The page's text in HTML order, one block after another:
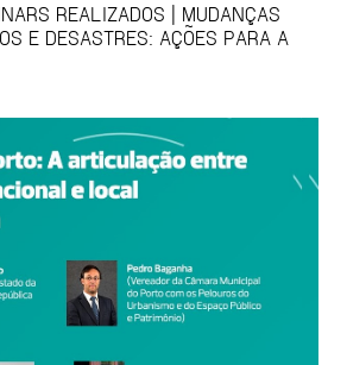
REALIZADOS | MUDANÇAS
E DESASTRES: AÇÕES PARA A